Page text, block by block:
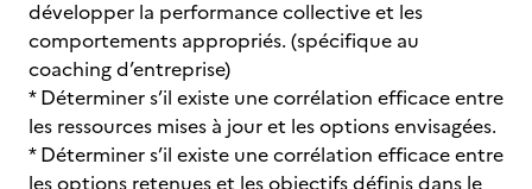
développer la performance collective et les
comportements appropriés. (spécifique au
coaching d’entreprise)
* Déterminer s’il existe une corrélation efficace entre
les ressources mises à jour et les options envisagées.
* Déterminer s’il existe une corrélation efficace entre
les options retenues et les objectifs définis dans le